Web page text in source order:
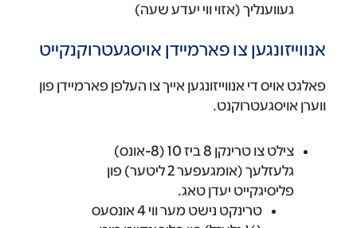
געווענליך (אזוי ווי יעדע שעה)
אנווייזונגען צו פארמיידן אויסגעטרוקנקייט
פאלגט אויס די אנווייזונגען אייך צו העלפן פארמיידן פון
ווערן אויסגעטרוקנט.
צילט צו טרינקן 8 ביז 10 (8-אונס)
גלעזלעך (אומגעפער 2 ליטער) פון
פליסיגקייט יעדן טאג.
טרינקט נישט מער ווי 4 אונסעס